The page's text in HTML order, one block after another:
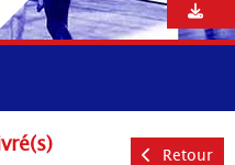
Retour